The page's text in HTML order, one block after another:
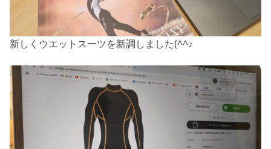
新しくウエットスーツを新調しました(^^♪